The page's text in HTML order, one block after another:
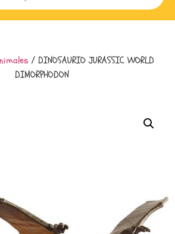
/ DINOSAURIO JURASSIC WORLD
DIMORPHODON